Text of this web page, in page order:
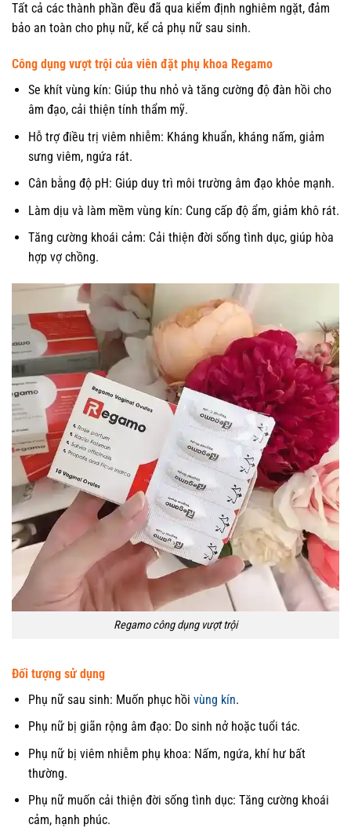
Tất cả các thành phần đều đã qua kiểm định nghiêm ngặt, đảm
bảo an toàn cho phụ nữ, kể cả phụ nữ sau sinh.
Công dụng vượt trội của viên đặt phụ khoa Regamo
Se khít vùng kín: Giúp thu nhỏ và tăng cường độ đàn hồi cho
âm đạo, cải thiện tính thẩm mỹ.
Hỗ trợ điều trị viêm nhiễm: Kháng khuẩn, kháng nấm, giảm
sưng viêm, ngứa rát.
Cân bằng độ pH: Giúp duy trì môi trường âm đạo khỏe mạnh.
Làm dịu và làm mềm vùng kín: Cung cấp độ ẩm, giảm khô rát.
Tăng cường khoái cảm: Cải thiện đời sống tình dục, giúp hòa
hợp vợ chồng.
Regamo công dụng vượt trội
Đối tượng sử dụng
Phụ nữ sau sinh: Muốn phục hồi vùng kín.
Phụ nữ bị giãn rộng âm đạo: Do sinh nở hoặc tuổi tác.
Phụ nữ bị viêm nhiễm phụ khoa: Nấm, ngứa, khí hư bất
thường.
Phụ nữ muốn cải thiện đời sống tình dục: Tăng cường khoái
cảm, hạnh phúc.